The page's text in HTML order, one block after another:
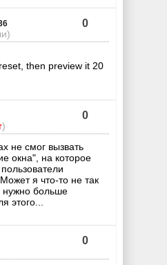
0
then preview it 20
)
0
не смог вызвать
окна", на которое
я что-то не так
нужно больше
этого...
0